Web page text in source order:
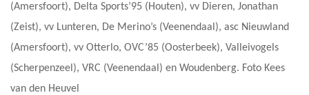
(Amersfoort), Delta Sports’95 (Houten), vv Dieren, Jonathan
(Zeist), vv Lunteren, De Merino’s (Veenendaal), asc Nieuwland
(Amersfoort), vv Otterlo, OVC’85 (Oosterbeek), Valleivogels
(Scherpenzeel), VRC (Veenendaal) en Woudenberg. Foto Kees
van den Heuvel